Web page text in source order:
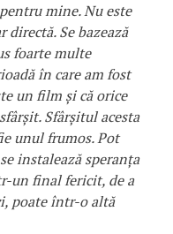
mine. Nu este
directă. Se bazează
foarte multe
în care am fost
un film și că orice
Sfârșitul acesta
unul frumos. Pot
instalează speranța
un final fericit, de a
poate într-o altă